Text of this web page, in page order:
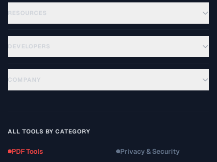
RESOURCES
DEVELOPERS
COMPANY
ALL TOOLS BY CATEGORY
PDF Tools Privacy & Security